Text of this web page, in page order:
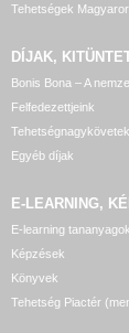
Tehetségek
DÍJAK,
Bonis Bona – A
Felfedezettjeink
Tehetségnagykövetek
Egyéb díjak
E-LEARNING,
E-learning tananyagok
Képzések
Könyvek
Tehetség Piactér